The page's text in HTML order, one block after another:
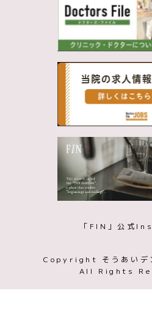
「FIN」公式
Copyright そうあいデ
All Rights